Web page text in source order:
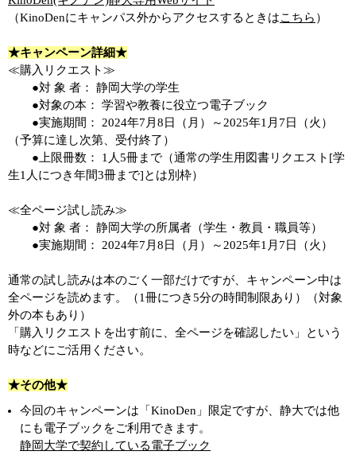
（KinoDenにキャンパス外からアクセスするときはこちら ）
★キャンペーン詳細★
≪購入リクエスト≫
●対 象 者： 静岡大学の学生
●対象の本： 学習や教養に役立つ電子ブック
●実施期間： 2024年7月8日（月）～2025年1月7日（火）
（予算に達し次第、受付終了）
●上限冊数： 1人5冊まで（通常の学生用図書リクエスト[学
生1人につき年間3冊まで]とは別枠）
≪全ページ試し読み≫
●対 象 者： 静岡大学の所属者（学生・教員・職員等）
●実施期間： 2024年7月8日（月）～2025年1月7日（火）
通常の試し読みは本のごく一部だけですが、キャンペーン中は
全ページを読めます。（1冊につき5分の時間制限あり）（対象
外の本もあり）
「購入リクエストを出す前に、全ページを確認したい」という
時などにご活用ください。
★その他★
今回のキャンペーンは「KinoDen」限定ですが、静大では他
にも電子ブックをご利用できます。
静岡大学で契約している電子ブック